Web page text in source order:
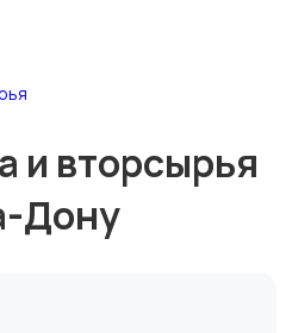
и вторсырья
Дону